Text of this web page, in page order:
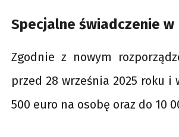
Specjalne świadczenie
Zgodnie z nowym
przed 28 września 2025 roku i
500 euro na osobę oraz do 10